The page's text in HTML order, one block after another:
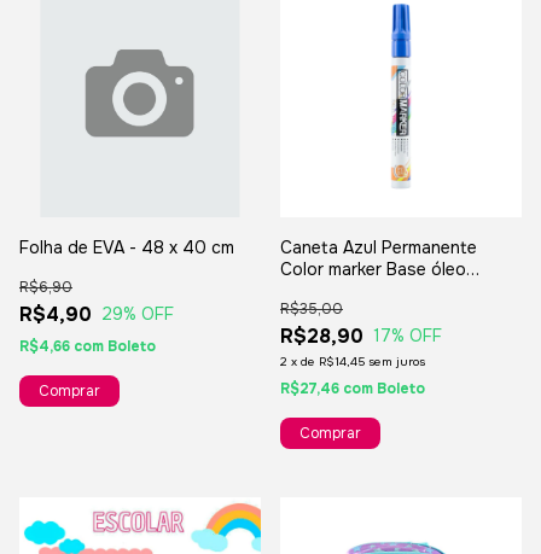
Folha de EVA - 48 x 40 cm
R$4,90
R$6,90
29% OFF
R$4,66 com Boleto
Comprar
Caneta Azul Permanente
Color marker Base óleo
R$28,90
R$35,00
17% OFF
2 x de R$14,45 sem juros
R$27,46 com Boleto